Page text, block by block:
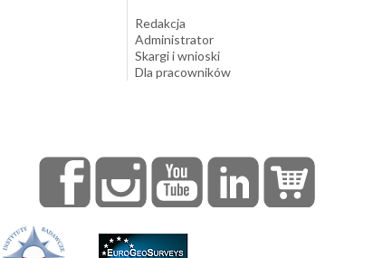
Redakcja
Administrator
Skargi i wnioski
Dla pracowników